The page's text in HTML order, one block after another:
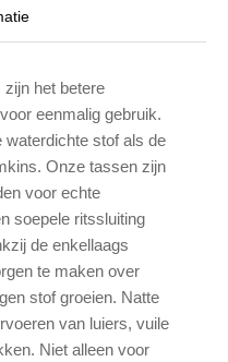
het betere
eenmalig gebruik.
stof als de
Onze tassen zijn
voor echte
soepele ritssluiting
de enkellaags
te maken over
stof groeien. Natte
van luiers, vuile
Niet alleen voor